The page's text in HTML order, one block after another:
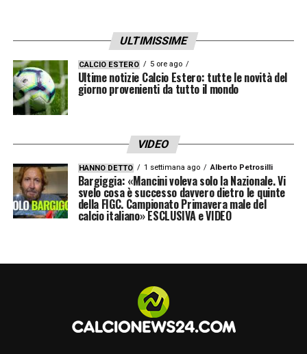
ULTIMISSIME
CALCIO ESTERO 5 ore ago
Ultime notizie Calcio Estero: tutte le novità del
giorno provenienti da tutto il mondo
VIDEO
HANNO DETTO 1 settimana ago Alberto Petrosilli
Bargiggia: «Mancini voleva solo la Nazionale. Vi
svelo cosa è successo davvero dietro le quinte
della FIGC. Campionato Primavera male del
calcio italiano» ESCLUSIVA e VIDEO